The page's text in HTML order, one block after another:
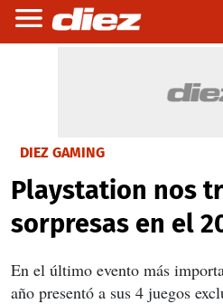
DIEZ GAMING
Playstation nos
sorpresas en el
En el último evento más
año presentó a sus 4 juegos